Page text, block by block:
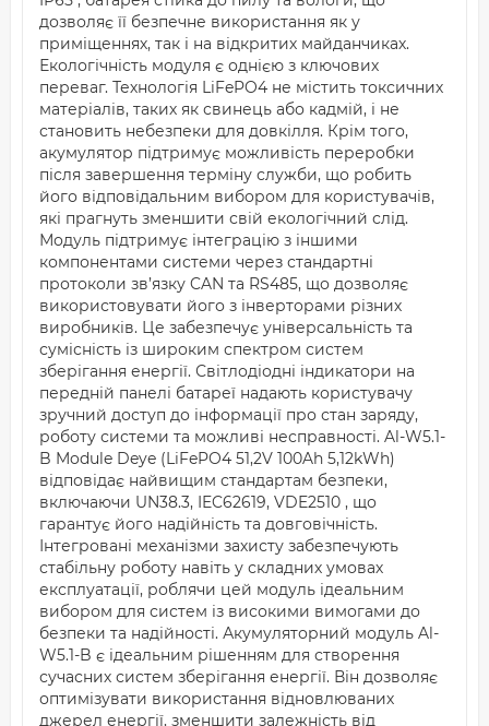
дозволяє її безпечне використання як у
приміщеннях, так і на відкритих майданчиках.
Екологічність модуля є однією з ключових
переваг. Технологія LiFePO4 не містить токсичних
матеріалів, таких як свинець або кадмій, і не
становить небезпеки для довкілля. Крім того,
акумулятор підтримує можливість переробки
після завершення терміну служби, що робить
його відповідальним вибором для користувачів,
які прагнуть зменшити свій екологічний слід.
Модуль підтримує інтеграцію з іншими
компонентами системи через стандартні
протоколи зв’язку CAN та RS485, що дозволяє
використовувати його з інверторами різних
виробників. Це забезпечує універсальність та
сумісність із широким спектром систем
зберігання енергії. Світлодіодні індикатори на
передній панелі батареї надають користувачу
зручний доступ до інформації про стан заряду,
роботу системи та можливі несправності. Al-W5.1-
B Module Deye (LiFePO4 51,2V 100Ah 5,12kWh)
відповідає найвищим стандартам безпеки,
включаючи UN38.3, IEC62619, VDE2510 , що
гарантує його надійність та довговічність.
Інтегровані механізми захисту забезпечують
стабільну роботу навіть у складних умовах
експлуатації, роблячи цей модуль ідеальним
вибором для систем із високими вимогами до
безпеки та надійності. Акумуляторний модуль Al-
W5.1-B є ідеальним рішенням для створення
сучасних систем зберігання енергії. Він дозволяє
оптимізувати використання відновлюваних
джерел енергії, зменшити залежність від